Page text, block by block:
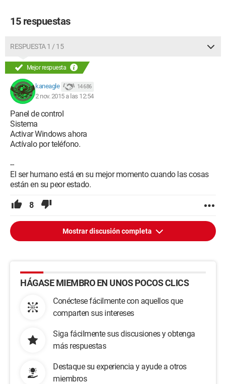
15 respuestas
RESPUESTA 1 / 15
Mejor respuesta
kaneagle 14 686
2 nov. 2015 a las 12:54
Panel de control
Sistema
Activar Windows ahora
Actívalo por teléfono.
--
El ser humano está en su mejor momento cuando las cosas
están en su peor estado.
8
Mostrar discusión completa
HÁGASE MIEMBRO EN UNOS POCOS CLICS
Conéctese fácilmente con aquellos que
comparten sus intereses
Siga fácilmente sus discusiones y obtenga
más respuestas
Destaque su experiencia y ayude a otros
miembros